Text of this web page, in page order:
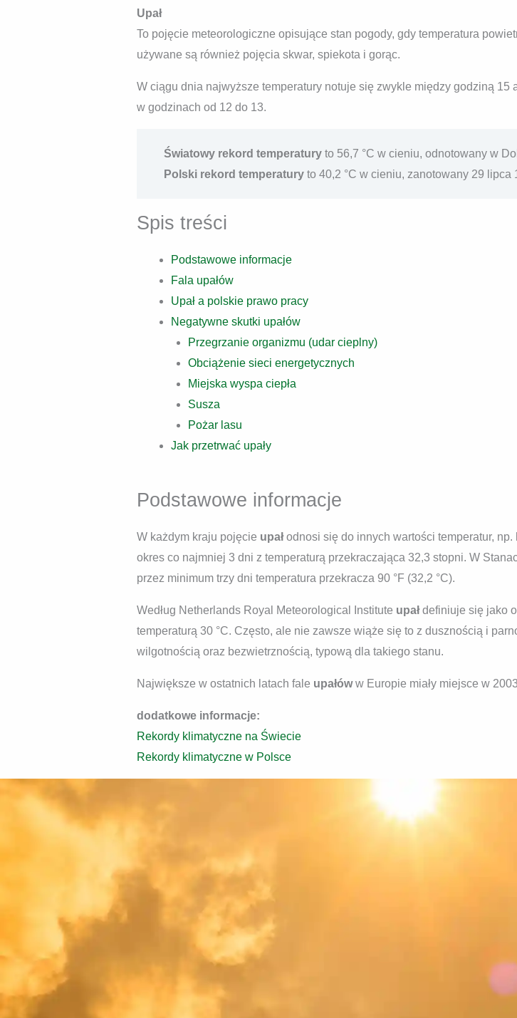
Upał
To pojęcie meteorologiczne opisujące stan pogody, gdy temperatura
używane są również pojęcia skwar, spiekota i gorąc.
W ciągu dnia najwyższe temperatury notuje się zwykle między godziną
w godzinach od 12 do 13.
Światowy rekord temperatury to 56,7 °C w cieniu, odnotowany w
Polski rekord temperatury to 40,2 °C w cieniu, zanotowany 29 lipca
Spis treści
Podstawowe informacje
Fala upałów
Upał a polskie prawo pracy
Negatywne skutki upałów
Przegrzanie organizmu (udar cieplny)
Obciążenie sieci energetycznych
Miejska wyspa ciepła
Susza
Pożar lasu
Jak przetrwać upały
Podstawowe informacje
W każdym kraju pojęcie upałodnosi się do innych wartości temperatur,
okres co najmniej 3 dni z temperaturą przekraczająca 32,3 stopni. W
przez minimum trzy dni temperatura przekracza 90 °F (32,2 °C).
Według Netherlands Royal Meteorological Institute upałdefiniuje się jako
temperaturą 30 °C. Często, ale nie zawsze wiąże się to z dusznością i
wilgotnością oraz bezwietrznością, typową dla takiego stanu.
Największe w ostatnich latach fale upałóww Europie miały miejsce w
dodatkowe informacje:
Rekordy klimatyczne na Świecie
Rekordy klimatyczne w Polsce